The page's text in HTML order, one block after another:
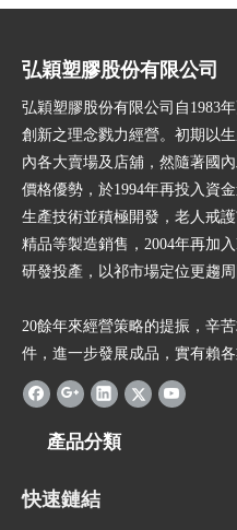
弘穎塑膠股份有限公司
弘穎塑膠股份有限公司自1983
創新之理念戮力經營。初期以
內各大賣場及店舖，然隨著國
價格優勢，於1994年再投入資
生產技術並積極開發，老人戒
精品等製造銷售，2004年再加
研發投產，以祁市場定位更趨周
20餘年來經營策略的提振，辛
件，進一步發展成品，實有賴各
產品分類
快速鏈結